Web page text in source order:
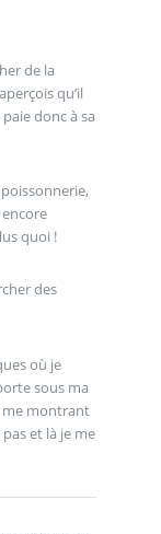
de la
qu’il
donc à sa
quoi !
des
où je
sous ma
me montrant
et là je me